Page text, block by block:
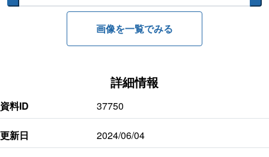
画像を一覧でみる
詳細情報
資料ID 37750
更新日 2024/06/04